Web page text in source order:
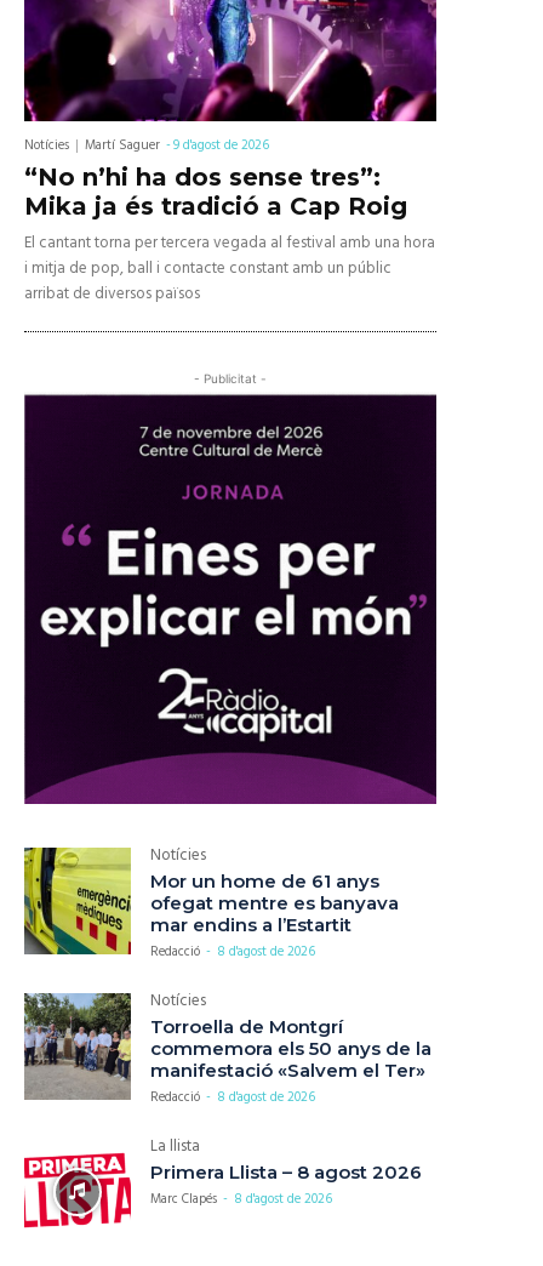
Notícies Martí Saguer -9 d'agost de 2026
“No n’hi ha dos sense tres”:
Mika ja és tradició a Cap Roig
El cantant torna per tercera vegada al festival amb una hora
i mitja de pop, ball i contacte constant amb un públic
arribat de diversos països
- Publicitat -
Notícies
Mor un home de 61 anys
ofegat mentre es banyava
mar endins a l’Estartit
Redacció - 8 d'agost de 2026
Notícies
Torroella de Montgrí
commemora els 50 anys de la
manifestació «Salvem el Ter»
Redacció - 8 d'agost de 2026
La llista
Primera Llista – 8 agost 2026
Marc Clapés - 8 d'agost de 2026